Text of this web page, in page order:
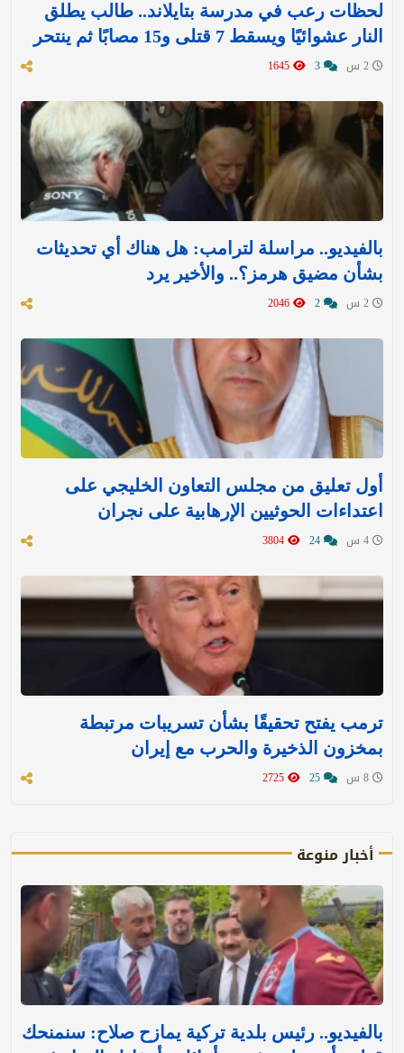
لحظات رعب في مدرسة بتايلاند.. طالب يطلق
النار عشوائيًا ويسقط 7 قتلى و15 مصابًا ثم ينتحر
بالفيديو.. مراسلة لترامب: هل هناك أي تحديثات
بشأن مضيق هرمز؟.. والأخير يرد
أول تعليق من مجلس التعاون الخليجي على
اعتداءات الحوثيين الإرهابية على نجران
ترمب يفتح تحقيقًا بشأن تسريبات مرتبطة
بمخزون الذخيرة والحرب مع إيران
أخبار منوعة
بالفيديو.. رئيس بلدية تركية يمازح صلاح: سنمنحك